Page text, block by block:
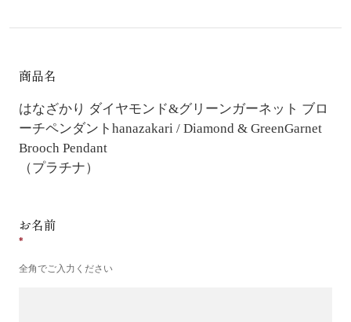
商品名
はなざかり ダイヤモンド&グリーンガーネット ブロ
ーチペンダント hanazakari / Diamond & GreenGarnet
Brooch Pendant
（プラチナ）
お名前
全角でご入力ください